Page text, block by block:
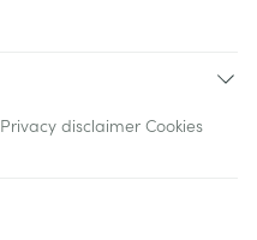
Privacy disclaimer Cookies